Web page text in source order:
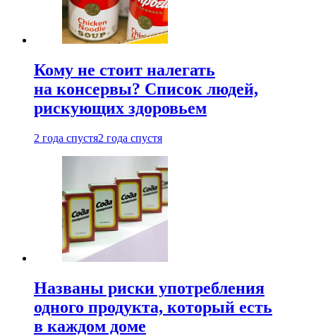
Кому не стоит налегать
на консервы? Список людей,
рискующих здоровьем
2 года спустя2 года спустя
Названы риски употребления
одного продукта, который есть
в каждом доме